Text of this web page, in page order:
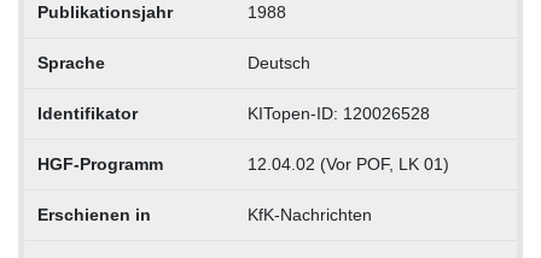
Publikationsjahr 1988
Sprache Deutsch
Identifikator KITopen-ID: 120026528
HGF-Programm 12.04.02 (Vor POF, LK 01)
Erschienen in KfK-Nachrichten